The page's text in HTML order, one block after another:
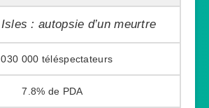
: autopsie d’un meurtre
000
7.8%